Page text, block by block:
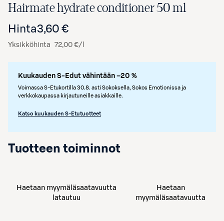
Hairmate hydrate conditioner 50 ml
Hinta3,60 €
Yksikköhinta 72,00 €/l
Kuukauden S-Edut vähintään –20 %
Voimassa S-Etukortilla 30.8. asti Sokoksella, Sokos Emotionissa ja
verkkokaupassa kirjautuneille asiakkaille.
Katso kuukauden S-Etutuotteet
Tuotteen toiminnot
Haetaan myymäläsaatavuutta
latautuu
Haetaan
myymäläsaatavuutta